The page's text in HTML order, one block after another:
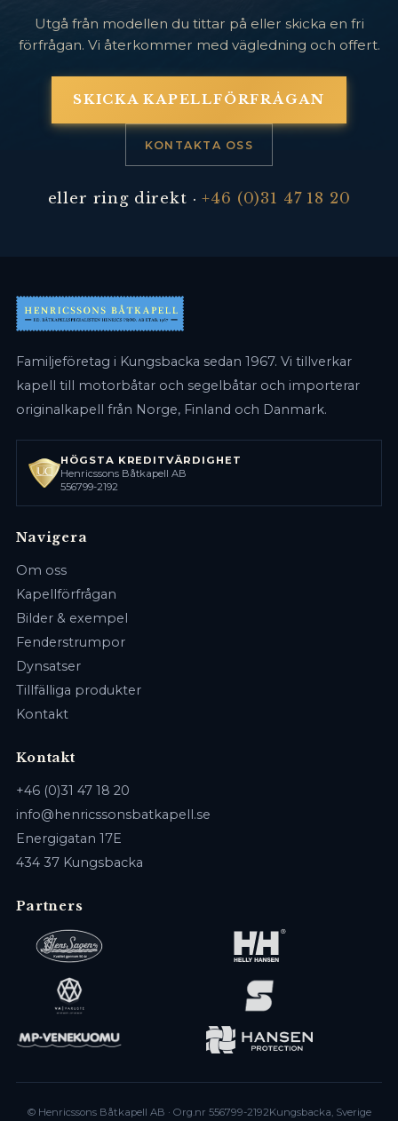
Utgå från modellen du tittar på eller skicka en fri
förfrågan. Vi återkommer med vägledning och offert.
SKICKA KAPELLFÖRFRÅGAN
KONTAKTA OSS
eller ring direkt ·+46 (0)31 47 18 20
Familjeföretag i Kungsbacka sedan 1967. Vi tillverkar
kapell till motorbåtar och segelbåtar och importerar
originalkapell från Norge, Finland och Danmark.
HÖGSTA KREDITVÄRDIGHET
Henricssons Båtkapell AB
556799-2192
Navigera
Om oss
Kapellförfrågan
Bilder & exempel
Fenderstrumpor
Dynsatser
Tillfälliga produkter
Kontakt
Kontakt
+46 (0)31 47 18 20
info@henricssonsbatkapell.se
Energigatan 17E
434 37 Kungsbacka
Partners
© Henricssons Båtkapell AB · Org.nr 556799-2192Kungsbacka, Sverige